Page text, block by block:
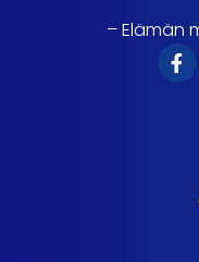
– Elämän